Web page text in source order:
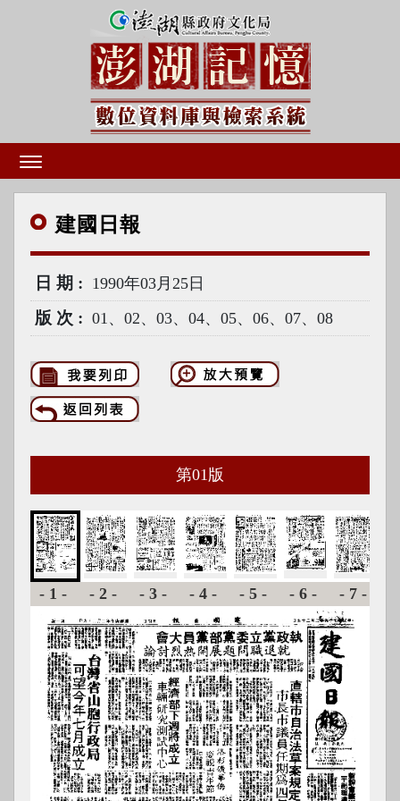
建國 日報
日期 1990年03月25日
版次 01、02、03、04、05、06、07、08
第01 版
-1- -2- -3- -4- -5- -6- -7-